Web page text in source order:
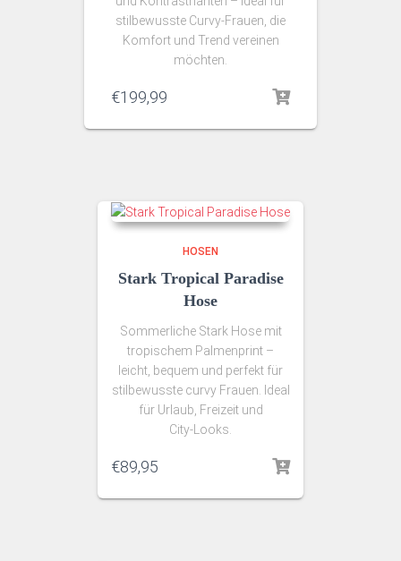
stilbewusste Curvy‑Frauen, die
Komfort und Trend vereinen
möchten.
€199,99
HOSEN
Stark Tropical Paradise
Hose
Sommerliche Stark Hose mit
tropischem Palmenprint –
leicht, bequem und perfekt für
stilbewusste curvy Frauen. Ideal
für Urlaub, Freizeit und
City‑Looks.
€89,95